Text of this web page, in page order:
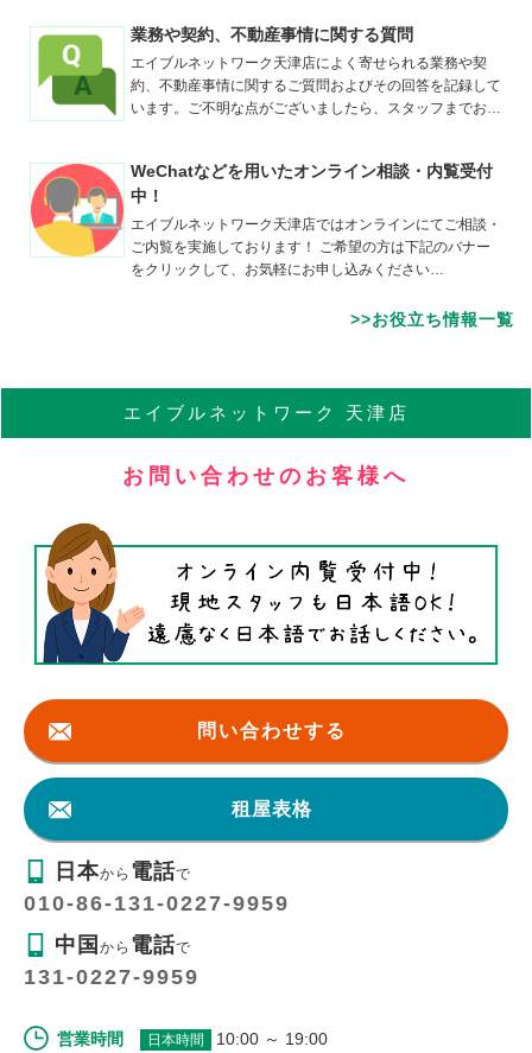
Tianjin/河東区
天津/
カトウク
1ベッドルーム
6,500 元/ 月
業務や契約、不動産事情に関する質問
エイブルネットワーク天津店によく寄せられる業務や契
約、不動産事情に関するご質問およびその回答を記録して
います。ご不明な点がございましたら、スタッフまでお…
WeChatなどを用いたオンライン相談・内覧受付
中！
エイブルネットワーク天津店ではオンラインにてご相談・
ご内覧を実施しております！ ご希望の方は下記のバナー
をクリックして、お気軽にお申し込みください…
>>お役立ち情報一覧
エイブル ネットワーク 天津店
お問い合わせのお客様へ
問い合わせする
租屋表格
日本から 電話で
010-86-131-0227-9959
中国から 電話で
131-0227-9959
営業時間 日本時間 10:00 ～ 19:00